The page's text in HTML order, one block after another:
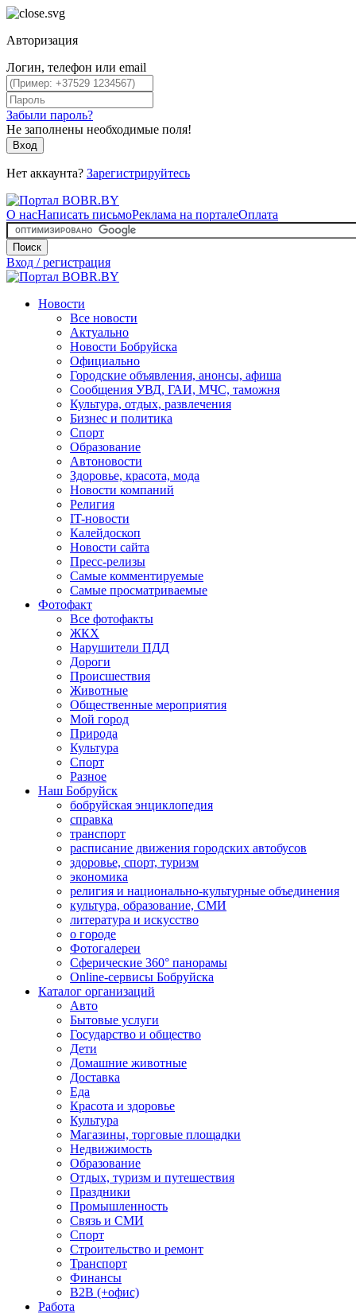
Авторизация
Логин, телефон или email
Забыли пароль?
Не заполнены необходимые поля!
Вход
Нет аккаунта? Зарегистрируйтесь
О насНаписать письмоРеклама на порталеОплата
Поиск
Вход / регистрация
Новости
Все новости
Актуально
Новости Бобруйска
Официально
Городские объявления, анонсы, афиша
Сообщения УВД, ГАИ, МЧС, таможня
Культура, отдых, развлечения
Бизнес и политика
Спорт
Образование
Автоновости
Здоровье, красота, мода
Новости компаний
Религия
IT-новости
Калейдоскоп
Новости сайта
Пресс-релизы
Самые комментируемые
Самые просматриваемые
Фотофакт
Все фотофакты
ЖКХ
Нарушители ПДД
Дороги
Происшествия
Животные
Общественные мероприятия
Мой город
Природа
Культура
Спорт
Разное
Наш Бобруйск
бобруйская энциклопедия
справка
транспорт
расписание движения городских автобусов
здоровье, спорт, туризм
экономика
религия и национально-культурные объединения
культура, образование, СМИ
литература и искусство
о городе
Фотогалереи
Сферические 360° панорамы
Online-сервисы Бобруйска
Каталог организаций
Авто
Бытовые услуги
Государство и общество
Дети
Домашние животные
Доставка
Еда
Красота и здоровье
Культура
Магазины, торговые площадки
Недвижимость
Образование
Отдых, туризм и путешествия
Праздники
Промышленность
Связь и СМИ
Спорт
Строительство и ремонт
Транспорт
Финансы
B2B (+офис)
Работа